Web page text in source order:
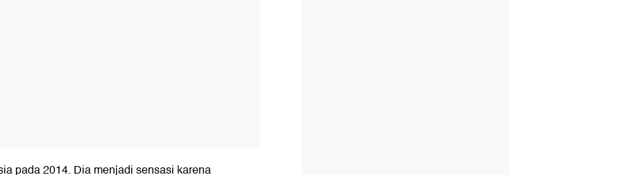
pada 2014. Dia menjadi sensasi karena